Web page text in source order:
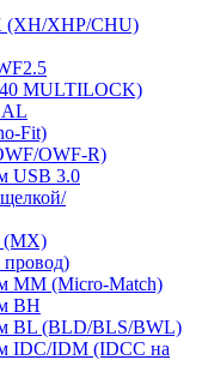
(XH/XHP/CHU)
MULTILOCK)
Fit)
OWF-R)
USB 3.0
(MX)
MM (Micro-Match)
BH
BL (BLD/BLS/BWL)
IDC/IDM (IDCC на